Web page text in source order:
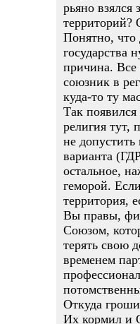
рьяно взялся
территорий?
Понятно, что
государства
причина.
союзник в
куда-то ту
Так
религия тут,
не допустить
варианта
остальное,
геморой.
территория,
Вы правы,
Союзом,
терять свою
временем
Откуда
Их кормил и